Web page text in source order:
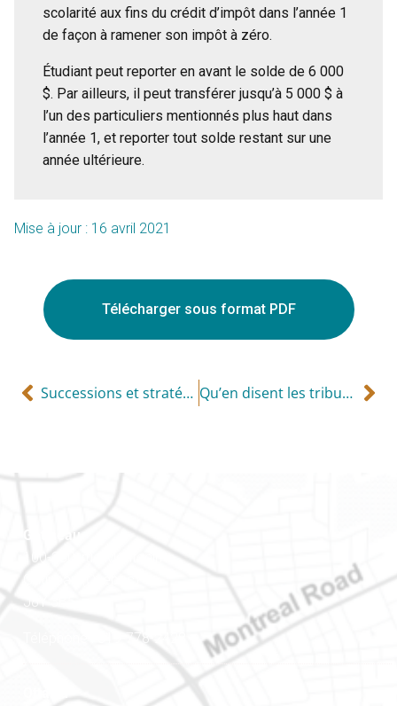
scolarité aux fins du crédit d’impôt dans l’année 1
de façon à ramener son impôt à zéro.
Étudiant peut reporter en avant le solde de 6 000
$. Par ailleurs, il peut transférer jusqu’à 5 000 $ à
l’un des particuliers mentionnés plus haut dans
l’année 1, et reporter tout solde restant sur une
année ultérieure.
Mise à jour : 16 avril 2021
Télécharger sous format PDF
Successions et stratégie du « pipeline » Qu’en disent les tribunaux?
Gatineau
100-200, rue Montcalm
Gatineau (Québec)
J8Y 3B5
Téléphone : 819-778-2428